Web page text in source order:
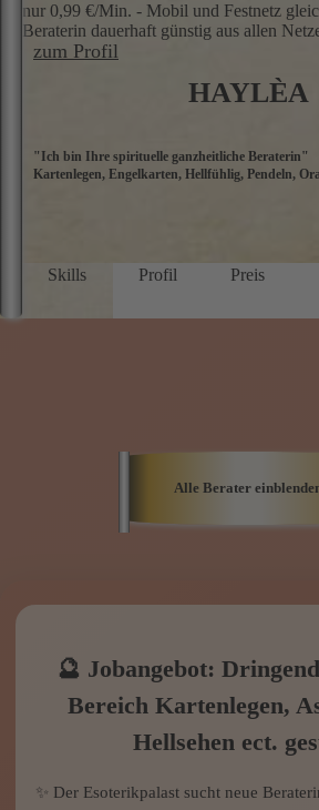
HAYLÈA
"Ich bin Ihre spirituelle ganzheitliche Beraterin"
Kartenlegen, Engelkarten, Hellfühlig, Pendeln,
Skills Profil Preis
nur 0,99 €/Min. - Mobil und Festnetz
Beraterin dauerhaft günstig aus allen
zum Profil
Alle Berater
🔮 Jobangebot:
Bereich Kartenlegen,
Hellsehen ect.
✨ Der Esoterikpalast sucht neue